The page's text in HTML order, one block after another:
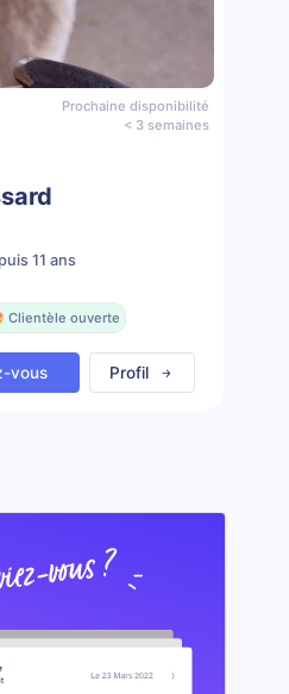
Prochaine disponibilité
< 3 semaines
11 ans
Clientèle ouverte
vous Profil